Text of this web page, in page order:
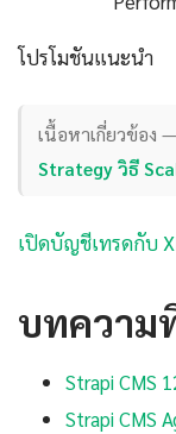
โปรโมชันแนะนำ
เนื้อหาเกี่ยวข้อง —
Strategy วิธี
เปิดบัญชีเทรดกับ
บทความ
Strapi CMS
Strapi CMS